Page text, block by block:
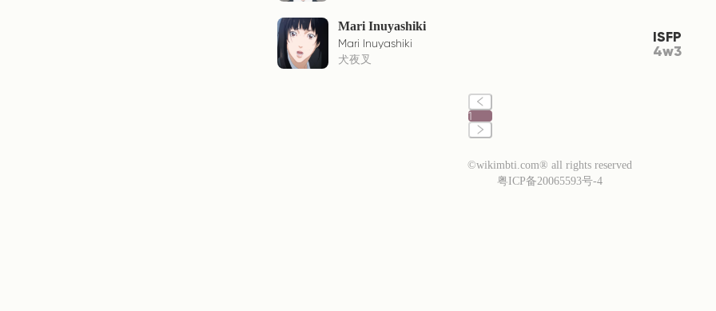
Mari Inuyashiki
Mari Inuyashiki
犬夜叉
ISFP
4w3
1
©wikimbti.com® all rights reserved
粤ICP备20065593号-4